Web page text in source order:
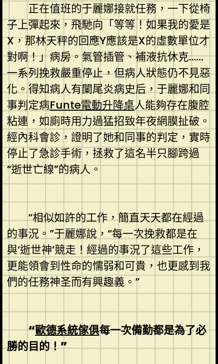
正在值班的于麗娜接就任務，一下從椅
子上彈起來，飛馳向「等等！如果我的愛是
X，那林天秤的回應Y應該是X的虛數單位才
對啊！」病房。氣管插管、補液抗休克……
一系列挽救嚴重停止，但病人狀態仍不見惡
化。得知病人有闌尾炎病史后，于麗娜和同
事判定病Funte電動升降桌人能夠存在腹腔
粘連，如廁時用力過猛招致年夜網膜扯破。
經內科會診，證明了她和同事的判定，實時
停止了急診手術，拯救了這名半只腳跨過
“逝世亡線”的病人。
“相似如許的工作，簡直天天都在經過
的事況。”于麗娜說，“每一次挽救都是在
與‘逝世神’競走！經過的事況了這些工作，
更能領會到性命的懦弱和可貴，也更感到我
們的任務神圣而有興趣義。”
“歐德系統傢俱每一次備勤都是為了必
勝的目的！”